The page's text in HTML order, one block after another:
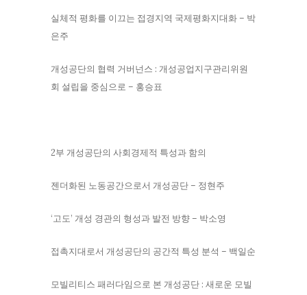
실체적 평화를 이끄는 접경지역 국제평화지대화 – 박
은주
개성공단의 협력 거버넌스 : 개성공업지구관리위원
회 설립을 중심으로 – 홍승표
2부 개성공단의 사회경제적 특성과 함의
젠더화된 노동공간으로서 개성공단 – 정현주
‘고도’ 개성 경관의 형성과 발전 방향 – 박소영
접촉지대로서 개성공단의 공간적 특성 분석 – 백일순
모빌리티스 패러다임으로 본 개성공단 : 새로운 모빌